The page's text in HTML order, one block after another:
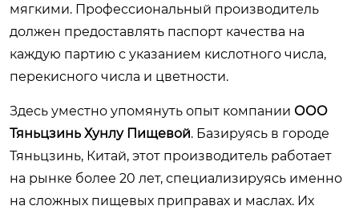
мягкими. Профессиональный производитель
должен предоставлять паспорт качества на
каждую партию с указанием кислотного числа,
перекисного числа и цветности.
Здесь уместно упомянуть опыт компании ООО
Тяньцзинь Хунлу Пищевой. Базируясь в городе
Тяньцзинь, Китай, этот производитель работает
на рынке более 20 лет, специализируясь именно
на сложных пищевых приправах и маслах. Их